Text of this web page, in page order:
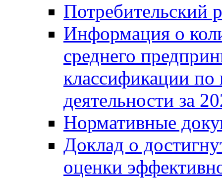
Потребительский
Информация о
среднего
классификации
деятельности за
Нормативные
Доклад о
оценки